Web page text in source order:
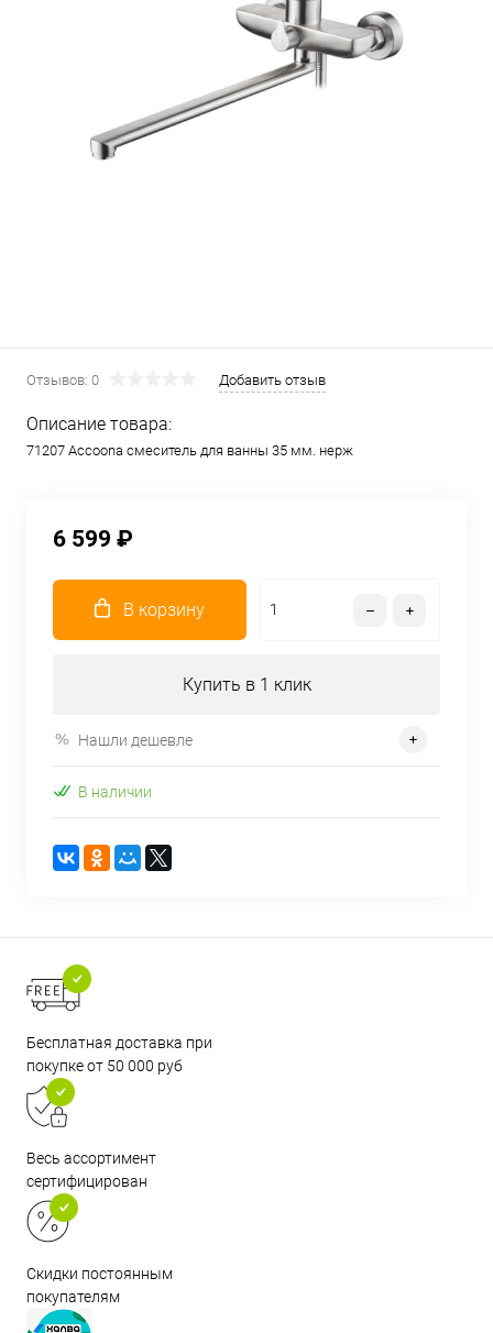
Отзывов: 0 Добавить отзыв
Описание товара:
71207 Accoona смеситель для ванны 35 мм. нерж
6 599 ₽
В корзину
Купить в 1 клик
Нашли дешевле
В наличии
Бесплатная доставка при
покупке от 50 000 руб
Весь ассортимент
сертифицирован
Скидки постоянным
покупателям